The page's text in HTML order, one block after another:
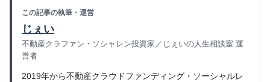
この記事の執筆・運営
じぇい
不動産クラファン・ソシャレン投資家／じぇいの人生相談室 運
営者
2019年から不動産クラウドファンディング・ソーシャルレ